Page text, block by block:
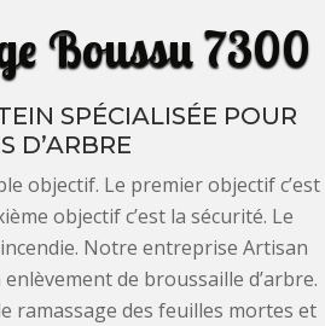
Boussu 7300
SPÉCIALISÉE POUR
D’ARBRE
objectif. Le premier objectif c’est
objectif c’est la sécurité. Le
Notre entreprise Artisan
de broussaille d’arbre.
ramassage des feuilles mortes et